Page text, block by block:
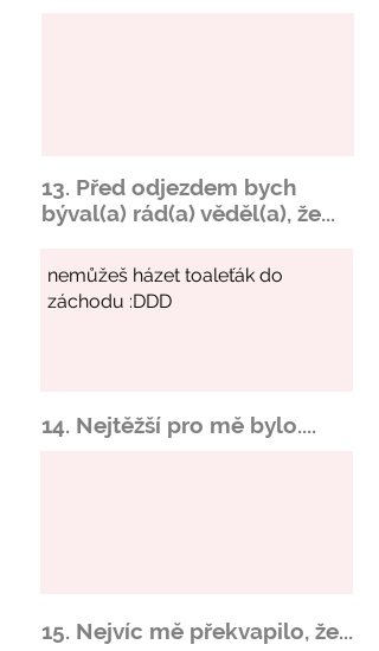
13. Před odjezdem bych
býval(a) rád(a) věděl(a), že...
14. Nejtěžší pro mě bylo....
15. Nejvíc mě překvapilo, že...